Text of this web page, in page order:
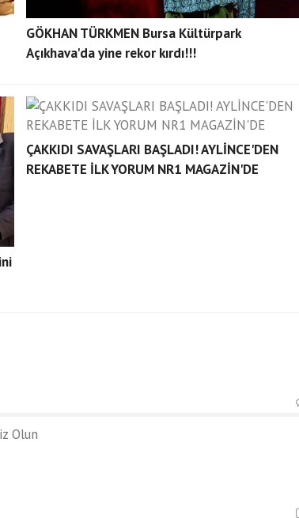
GÖKHAN TÜRKMEN Bursa Kültürpark
Açıkhava'da yine rekor kırdı!!!
ÇAKKIDI SAVAŞLARI BAŞLADI! AYLİNCE'DEN
REKABETE İLK YORUM NR1 MAGAZİN'DE
Olun